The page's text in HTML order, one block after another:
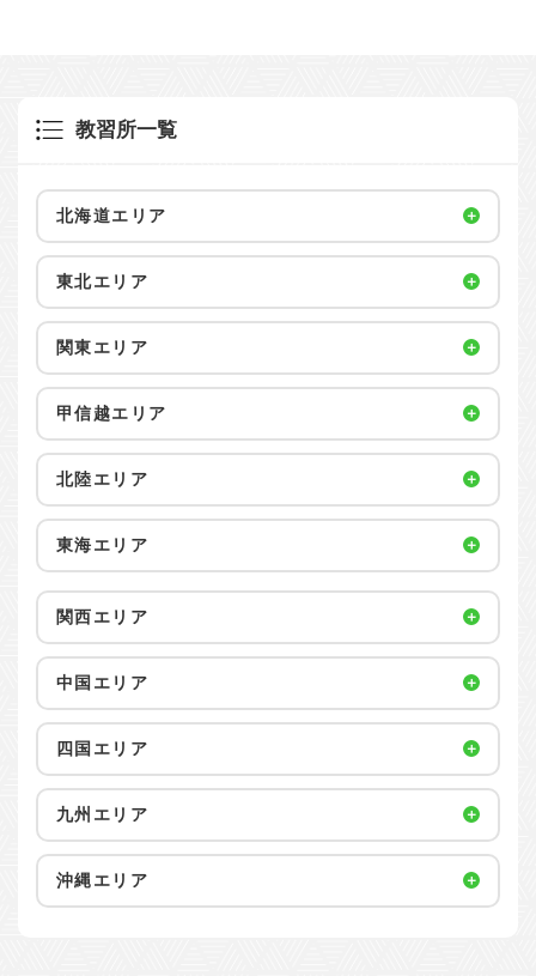
教習所一覧
北海道エリア
東北エリア
関東エリア
甲信越エリア
北陸エリア
東海エリア
関西エリア
中国エリア
四国エリア
九州エリア
沖縄エリア